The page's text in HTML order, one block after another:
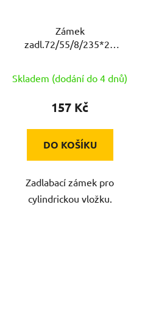
Zámek
zadl.72/55/8/235*20
Skladem (dodání do 4 dnů)
157 Kč
DO KOŠÍKU
Zadlabací zámek pro
cylindrickou vložku.